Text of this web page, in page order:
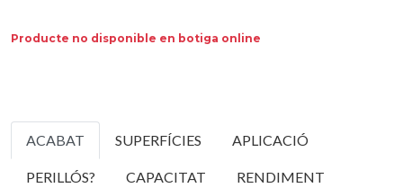
Producte no disponible en botiga online
ACABAT SUPERFÍCIES APLICACIÓ
PERILLÓS? CAPACITAT RENDIMENT